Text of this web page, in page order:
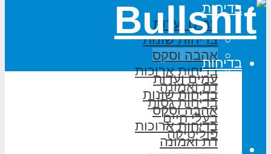
בדיחות
עמים ועדות
בדיחות שונות
אהבה וסקס
בדיחות ארוכות
דת ואמונה
בדיחות גסות
בעלי חיים
פוליטיקה
משחקי מילים
בדיחות
עמים ועדות
בדיחות שונות
אהבה וסקס
בדיחות ארוכות
דת ואמונה